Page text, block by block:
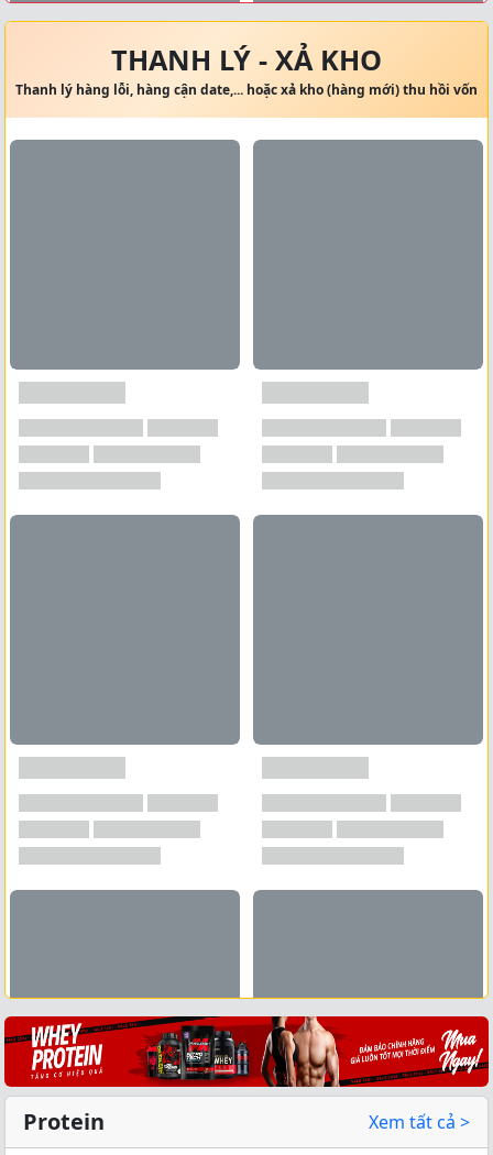
Xem tất cả →
THANH LÝ - XẢ KHO
Thanh lý hàng lỗi, hàng cận date,... hoặc xả kho (hàng mới) thu hồi vốn
Protein Xem tất cả >